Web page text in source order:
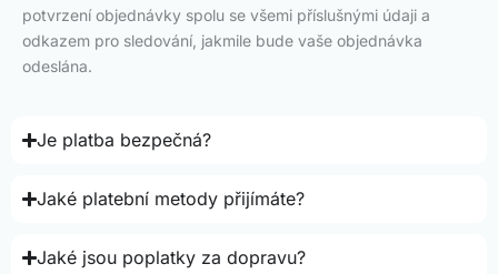
potvrzení objednávky spolu se všemi příslušnými údaji a
odkazem pro sledování, jakmile bude vaše objednávka
odeslána.
Je platba bezpečná?
Jaké platební metody přijímáte?
Jaké jsou poplatky za dopravu?